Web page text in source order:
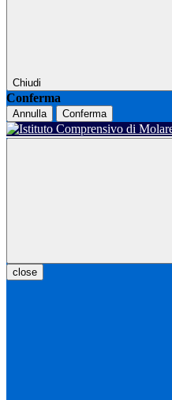
Chiudi
Conferma
Annulla Conferma
close